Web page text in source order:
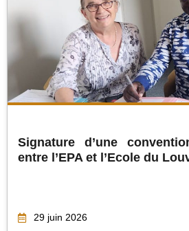
Signature d’une
entre l’EPA et l’Ecole du
29 juin 2026